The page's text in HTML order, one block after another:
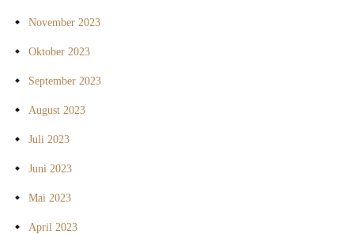
November 2023
Oktober 2023
September 2023
August 2023
Juli 2023
Juni 2023
Mai 2023
April 2023